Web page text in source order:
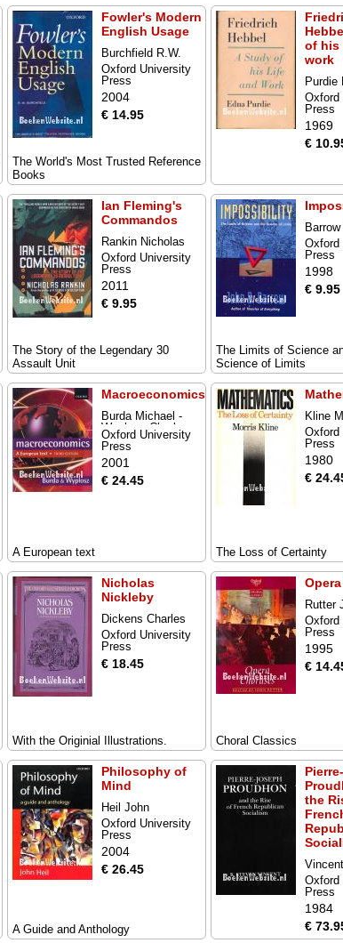
Fowler's Modern
English Usage
Burchfield R.W.
Oxford University
Press
2004
€ 14.95
The World's Most Trusted Reference
Books
of his
work
Purdie
Oxford
Press
1969
€
Ian Fleming's
Commandos
Rankin Nicholas
Oxford University
Press
2011
€ 9.95
The Story of the Legendary 30
Assault Unit
Oxford
Press
1998
€ 9.95
The Limits of Science
Science of Limits
Macroeconomics
Burda Michael -
Wyplosz Charles
Oxford University
Press
2001
€ 24.45
A European text
Kline
Oxford
Press
1980
€
The Loss of Certainty
Nicholas
Nickleby
Dickens Charles
Oxford University
Press
€ 18.45
With the Originial Illustrations.
Rutter
Oxford
Press
1995
€
Choral Classics
Philosophy of
Mind
Heil John
Oxford University
Press
2004
€ 26.45
A Guide and Anthology
the
Oxford
Press
1984
€